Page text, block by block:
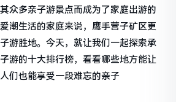
众多亲子游景点而成为了家庭出游的
潮生活的家庭来说，鹰手营子矿区更
游胜地。今天，就让我们一起探索承
游的十大排行榜，看看哪些地方能让
们也能享受一段难忘的亲子